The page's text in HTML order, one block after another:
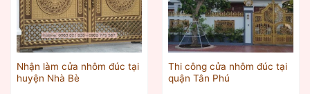
Nhận làm cửa nhôm đúc tại
huyện Nhà Bè
Thi công cửa nhôm đúc tại
quận Tân Phú